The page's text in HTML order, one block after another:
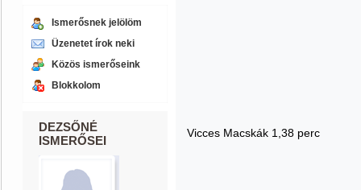
Ismerősnek jelölöm
Üzenetet írok neki
Közös ismerőseink
Blokkolom
DEZSŐNÉ
ISMERŐSEI
Vicces Macskák 1,38 perc